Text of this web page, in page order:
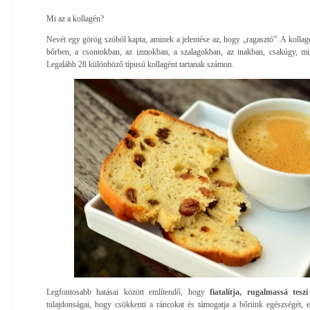
Mi az a kollagén?
Nevét egy görög szóból kapta, aminek a jelentése az, hogy „ragasztó”. A
bőrben, a csontokban, az izmokban, a szalagokban, az inakban, csakúgy,
Legalább 28 különböző típusú kollagént tartanak számon.
Legfontosabb hatásai között említendő, hogyfiatalítja, rugalmassá
tulajdonságai, hogy csökkenti a ráncokat és támogatja a bőrünk egészségét,